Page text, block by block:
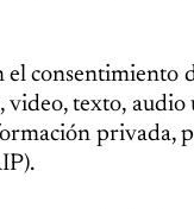
el consentimiento
video, texto, audio
privada,